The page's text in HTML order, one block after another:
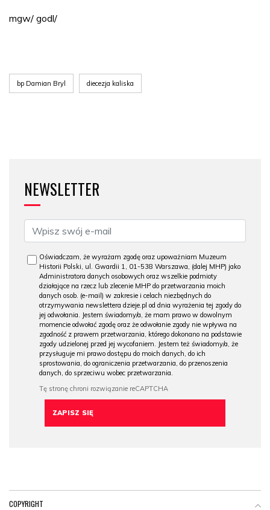
mgw/ godl/
bp Damian Bryl diecezja kaliska
NEWSLETTER
Oświadczam, że wyrażam zgodę oraz upoważniam Muzeum
Historii Polski, ul. Gwardii 1, 01-538 Warszawa, (dalej MHP) jako
Administratora danych osobowych oraz wszelkie podmioty
działające na rzecz lub zlecenie MHP do przetwarzania moich
danych osob. (e-mail) w zakresie i celach niezbędnych do
otrzymywania newslettera dzieje.pl od dnia wyrażenia tej zgody do
jej odwołania. Jestem świadomy/a, że mam prawo w dowolnym
momencie odwołać zgodę oraz że odwołanie zgody nie wpływa na
zgodność z prawem przetwarzania, którego dokonano na podstawie
zgody udzielonej przed jej wycofaniem. Jestem też świadomy/a, że
przysługuje mi prawo dostępu do moich danych, do ich
sprostowania, do ograniczenia przetwarzania, do przenoszenia
danych, do sprzeciwu wobec przetwarzania.
COPYRIGHT